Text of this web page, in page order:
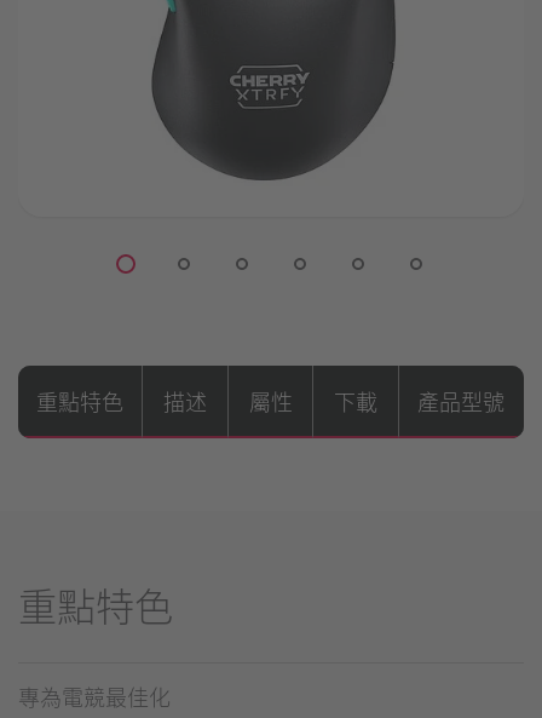
重點特色 描述 屬性 下載 產品型號
重點特色
專為電競最佳化